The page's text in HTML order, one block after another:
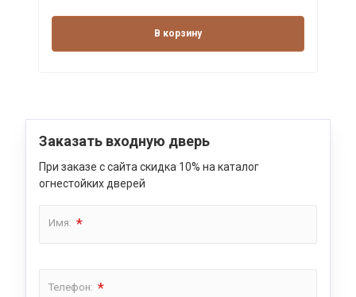
В корзину
Заказать входную дверь
При заказе с сайта скидка 10% на каталог
огнестойких дверей
Имя: *
Телефон: *